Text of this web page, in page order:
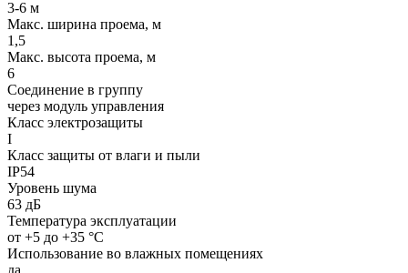
3-6 м
Макс. ширина проема, м
1,5
Макс. высота проема, м
6
Соединение в группу
через модуль управления
Класс электрозащиты
I
Класс защиты от влаги и пыли
IP54
Уровень шума
63 дБ
Температура эксплуатации
от +5 до +35 °С
Использование во влажных помещениях